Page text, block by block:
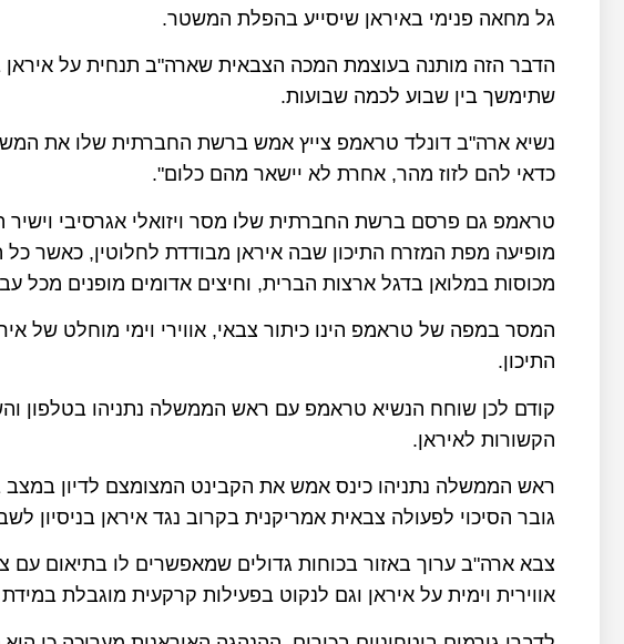
גל מחאה פנימי באיראן שיסייע בהפלת המשטר.
הדבר הזה מותנה בעוצמת המכה הצבאית שארה"ב תנחית על איראן
שתימשך בין שבוע לכמה שבועות.
נשיא ארה"ב דונלד טראמפ צייץ אמש ברשת החברתית שלו את
כדאי להם לזוז מהר, אחרת לא יישאר מהם כלום".
טראמפ גם פרסם ברשת החברתית שלו מסר ויזואלי אגרסיבי
מופיעה מפת המזרח התיכון שבה איראן מבודדת לחלוטין, כאשר כל
מכוסות במלואן בדגל ארצות הברית, וחיצים אדומים מופנים מכל
המסר במפה של טראמפ הינו כיתור צבאי, אווירי וימי מוחלט של
התיכון.
קודם לכן שוחח הנשיא טראמפ עם ראש הממשלה נתניהו בטלפון
הקשורות לאיראן.
ראש הממשלה נתניהו כינס אמש את הקבינט המצומצם לדיון במצב
גובר הסיכוי לפעולה צבאית אמריקנית בקרוב נגד איראן בניסיון
צבא ארה"ב ערוך באזור בכוחות גדולים שמאפשרים לו בתיאום
אווירית וימית על איראן וגם לנקוט בפעילות קרקעית מוגבלת